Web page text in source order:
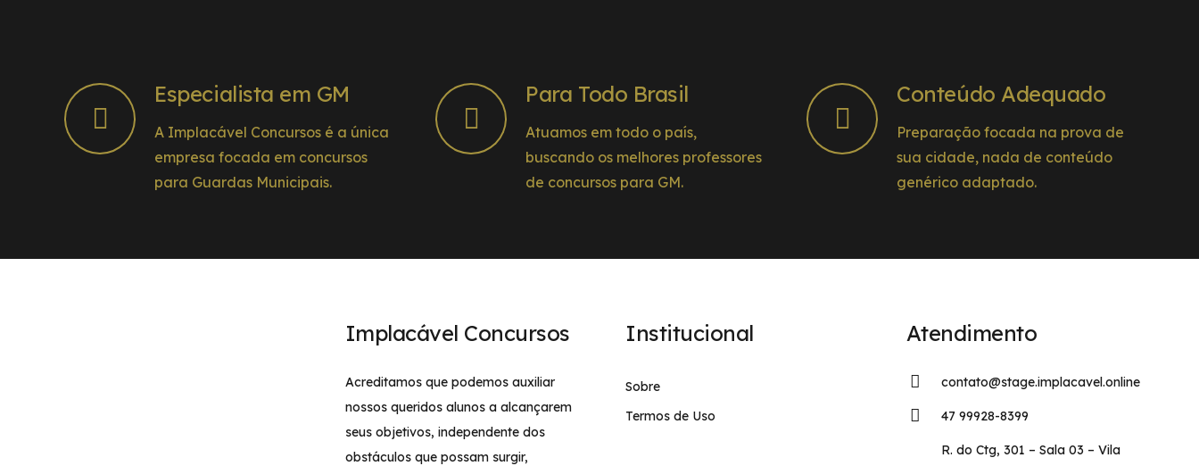
Especialista em GM
A Implacável Concursos é a única
empresa focada em concursos
para Guardas Municipais.
Para Todo Brasil
Atuamos em todo o país,
buscando os melhores professores
de concursos para GM.
Conteúdo Adequado
Preparação focada na prova de
sua cidade, nada de conteúdo
genérico adaptado.
Implacável Concursos
Acreditamos que podemos auxiliar
nossos queridos alunos a alcançarem
seus objetivos, independente dos
obstáculos que possam surgir,
Institucional
Sobre
Termos de Uso
Atendimento
contato@stage.implacavel.online
47 99928-8399
R. do Ctg, 301 – Sala 03 – Vila